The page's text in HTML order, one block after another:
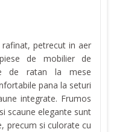
petrecut in aer
de mobilier de
de ratan la mese
pana la seturi
integrate. Frumos
scaune elegante sunt
precum si culorate cu